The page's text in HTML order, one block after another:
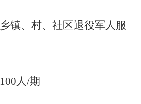
乡镇、村、社区退役军人服
100人/期